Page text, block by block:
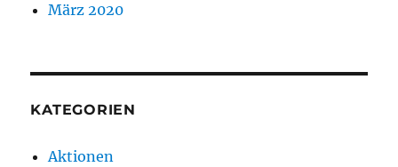
März 2020
KATEGORIEN
Aktionen